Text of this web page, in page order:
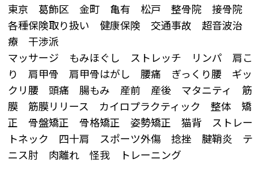
東京 葛飾区 金町 亀有 松戸 整骨院 接骨院
各種保険取り扱い 健康保険 交通事故 超音波治
療 干渉派
マッサージ もみほぐし ストレッチ リンパ 肩こ
り 肩甲骨 肩甲骨はがし 腰痛 ぎっくり腰 ギッ
クリ腰 頭痛 腸もみ 産前 産後 マタニティ 筋
膜 筋膜リリース カイロプラクティック 整体 矯
正 骨盤矯正 骨格矯正 姿勢矯正 猫背 ストレー
トネック 四十肩 スポーツ外傷 捻挫 腱鞘炎 テ
ニス肘 肉離れ 怪我 トレーニング